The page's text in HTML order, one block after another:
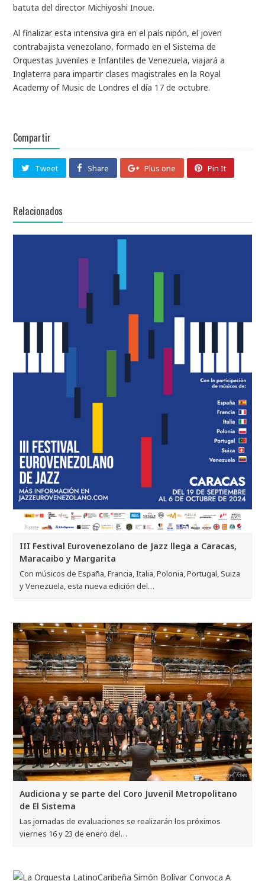
batuta del director Michiyoshi Inoue.
Al finalizar esta intensiva gira en el país nipón, el joven
contrabajista venezolano, formado en el Sistema de
Orquestas Juveniles e Infantiles de Venezuela, viajará a
Inglaterra para impartir clases magistrales en la Royal
Academy of Music de Londres el día 17 de octubre.
Compartir
Tweet Share Plus one Pin It
Relacionados
III Festival Eurovenezolano de Jazz llega a Caracas,
Maracaibo y Margarita
Con músicos de España, Francia, Italia, Polonia, Portugal, Suiza
y Venezuela, esta nueva edición del…
Audiciona y se parte del Coro Juvenil Metropolitano
de El Sistema
Las jornadas de evaluaciones se realizarán los próximos
viernes 16 y 23 de enero del…